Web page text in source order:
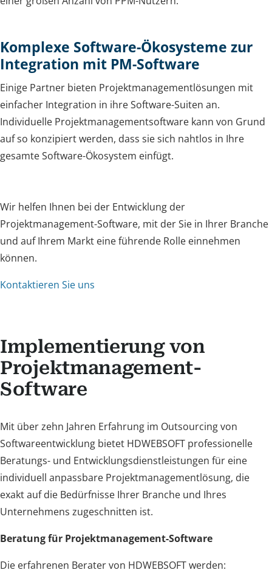
Komplexe Software-Ökosysteme zur
Integration mit PM-Software
Einige Partner bieten Projektmanagementlösungen mit
einfacher Integration in ihre Software-Suiten an.
Individuelle Projektmanagementsoftware kann von Grund
auf so konzipiert werden, dass sie sich nahtlos in Ihre
gesamte Software-Ökosystem einfügt.
Wir helfen Ihnen bei der Entwicklung der
Projektmanagement-Software, mit der Sie in Ihrer Branche
und auf Ihrem Markt eine führende Rolle einnehmen
können.
Kontaktieren Sie uns
Implementierung von
Projektmanagement-
Software
Mit über zehn Jahren Erfahrung im Outsourcing von
Softwareentwicklung bietet HDWEBSOFT professionelle
Beratungs- und Entwicklungsdienstleistungen für eine
individuell anpassbare Projektmanagementlösung, die
exakt auf die Bedürfnisse Ihrer Branche und Ihres
Unternehmens zugeschnitten ist.
Beratung für Projektmanagement-Software
Die erfahrenen Berater von HDWEBSOFT werden: